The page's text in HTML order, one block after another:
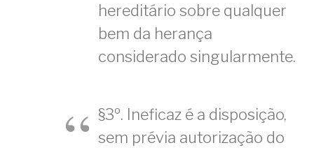
hereditário sobre qualquer
bem da herança
considerado singularmente.
§3º. Ineficaz é a disposição,
sem prévia autorização do